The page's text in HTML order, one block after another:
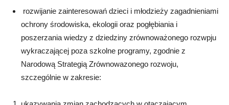
rozwijanie zainteresowań dzieci i młodzieży zagadnieniami
ochrony środowiska, ekologii oraz pogłębiania i
poszerzania wiedzy z dziedziny zrównoważonego rozwpju
wykraczającej poza szkolne programy, zgodnie z
Narodową Strategią Zrównowazonego rozwoju,
szczególnie w zakresie: